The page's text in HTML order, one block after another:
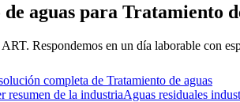
aguas para Tratamiento
Respondemos en un día laborable con
completa de Tratamiento de aguas
resumen de la industriaAguas residuales